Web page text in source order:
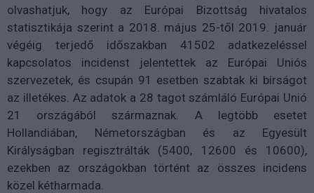
olvashatjuk, hogy az Európai Bizottság hivatalos
statisztikája szerint a 2018. május 25-től 2019. január
végéig terjedő időszakban 41502 adatkezeléssel
kapcsolatos incidenst jelentettek az Európai Uniós
szervezetek, és csupán 91 esetben szabtak ki bírságot
az illetékes. Az adatok a 28 tagot számláló Európai Unió
21 országából származnak. A legtöbb esetet
Hollandiában, Németországban és az Egyesült
Királyságban regisztrálták (5400, 12600 és 10600),
ezekben az országokban történt az összes incidens
közel kétharmada.